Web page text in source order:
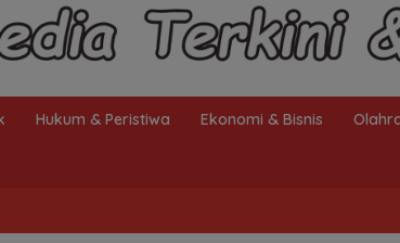
Hukum & Peristiwa Ekonomi & Bisnis